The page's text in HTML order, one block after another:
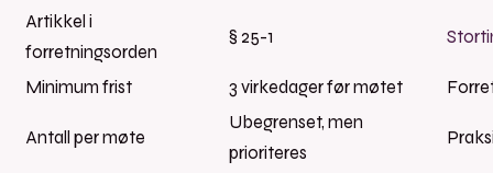
Artikkel i
forretningsorden
§ 25-1
Minimum frist 3 virkedager før møtet
Antall per møte
Ubegrenset, men
prioriteres